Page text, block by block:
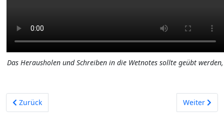
Das Herausholen und Schreiben in die Wetnotes sollte geübt
Vorheriger Beitrag: Flossenschlagtechniken
Zurück Nächster
Weiter